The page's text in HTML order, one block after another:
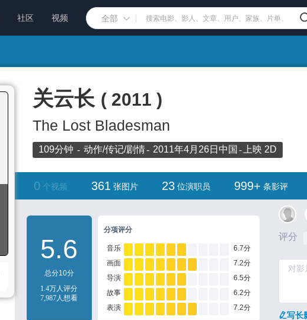
社区 视频 全部
关云长 ( 2011 )
The Lost Bladesman
109分钟 动作/传记/剧情 2011年4月26日 中国 上映 2D
0 个视频 361 张图片 23位演职员 999+ 条影评
5.6
总分10分
1.4万人评分
7,987人想看
分项评分
音乐
6.7分
画面
7.2分
导演
6.5分
故事
6.2分
表演
7.2分
评分
写长